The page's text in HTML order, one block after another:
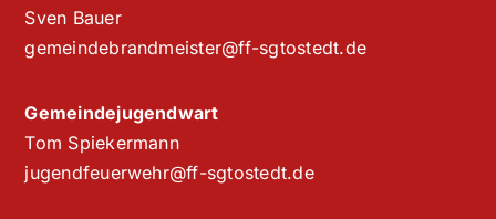
Sven Bauer
gemeindebrandmeister@ff-sgtostedt.de
Gemeindejugendwart
Tom Spiekermann
jugendfeuerwehr@ff-sgtostedt.de